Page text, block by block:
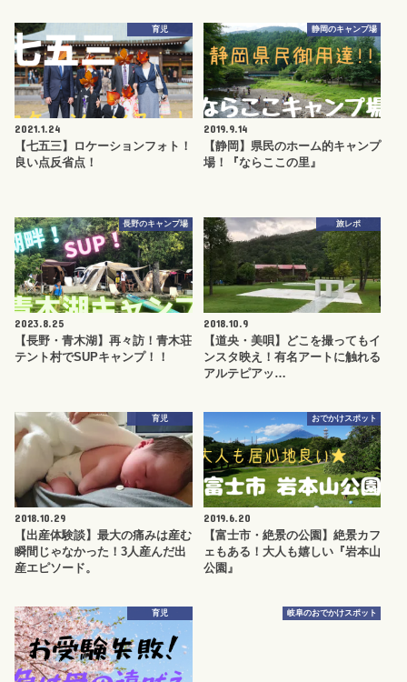
育児
2021.1.24
【七五三】ロケーションフォト！
良い点反省点！
静岡のキャンプ場
2019.9.14
【静岡】県民のホーム的キャンプ
場！『ならここの里』
長野のキャンプ場
2023.8.25
【長野・青木湖】再々訪！青木荘
テント村でSUPキャンプ！！
旅レポ
2018.10.9
【道央・美唄】どこを撮ってもイ
ンスタ映え！有名アートに触れる
アルテピアッ…
育児
2018.10.29
【出産体験談】最大の痛みは産む
瞬間じゃなかった！3人産んだ出
産エピソード。
おでかけスポット
2019.6.20
【富士市・絶景の公園】絶景カフ
ェもある！大人も嬉しい『岩本山
公園』
育児 岐阜のおでかけスポット